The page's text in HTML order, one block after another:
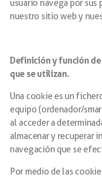
usuario navega por sus
nuestro sitio web y
Definición y función
que se utilizan.
Una cookie es un
equipo (ordenador/
al acceder a
almacenar y recuperar
navegación que se
Por medio de las